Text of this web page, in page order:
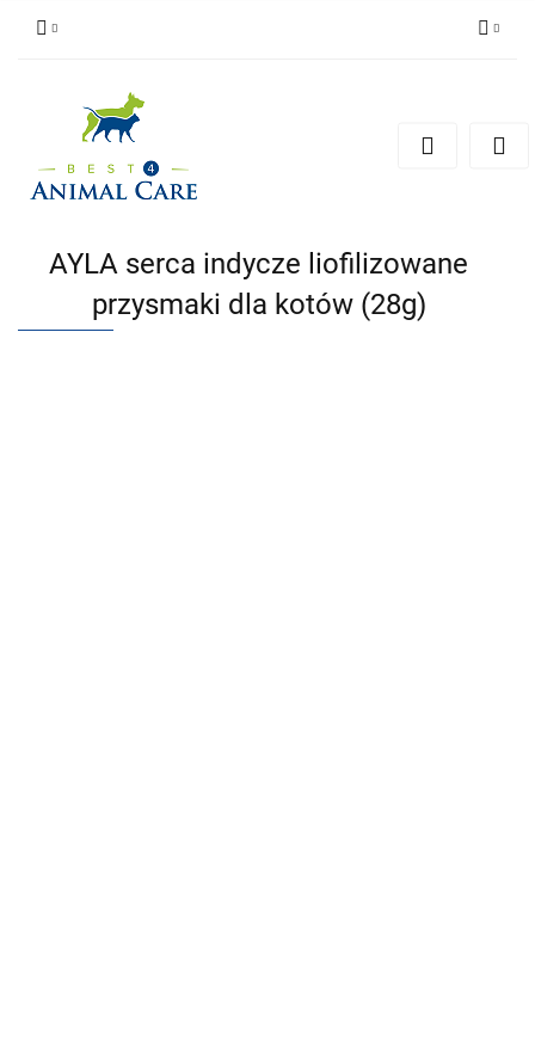
AYLA serca indycze liofilizowane
przysmaki dla kotów (28g)